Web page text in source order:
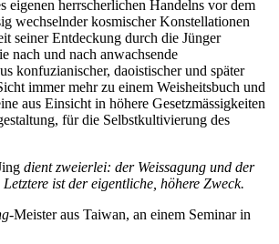
eigenen herrscherlichen Handelns vor dem
wechselnder kosmischer Konstellationen
seiner Entdeckung durch die Jünger
nach und nach anwachsende
konfuzianischer, daoistischer und später
immer mehr zu einem Weisheitsbuch und
aus Einsicht in höhere Gesetzmässigkeiten
für die Selbstkultivierung des
dient zweierlei: der Weissagung und der
ist der eigentliche, höhere Zweck.
-Meister aus Taiwan, an einem Seminar in